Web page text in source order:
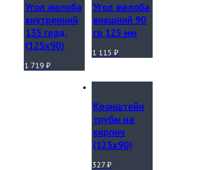
Угол желоба
внутренний
135 град.
(125х90)
1 719 ₽
Угол желоба
внешний 90
гр 125 мм
1 115₽
Кронштейн
трубы на
кирпич
(125х90)
327₽